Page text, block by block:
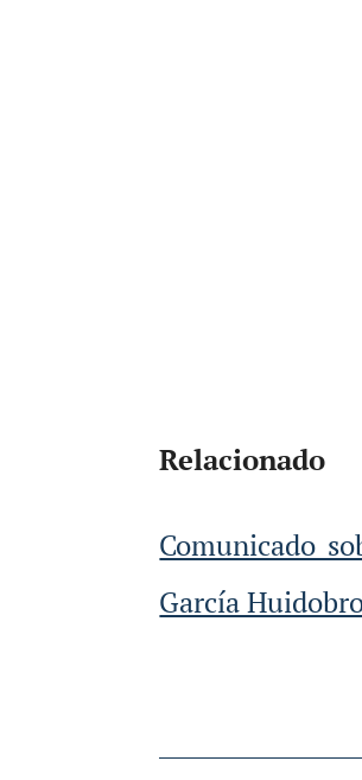
Relacionado
Comunicado
García